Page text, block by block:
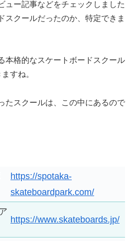
ュー記事などをチェックしました
スクールだったのか、特定できま
本格的なスケートボードスクール
すね。
たスクールは、この中にあるので
https://spotaka-
skateboardpark.com/
https://www.skateboards.jp/